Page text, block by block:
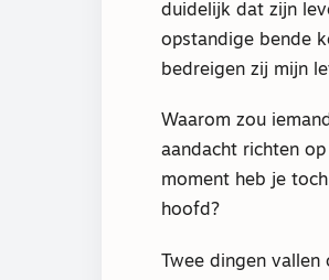
duidelijk dat zijn
opstandige bende
bedreigen zij mijn
Waarom zou
aandacht richten op
moment heb je
hoofd?
Twee dingen vallen